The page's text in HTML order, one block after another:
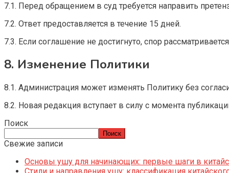
7.1. Перед обращением в суд требуется направить
7.2. Ответ предоставляется в течение 15 дней.
7.3. Если соглашение не достигнуто, спор
8. Изменение Политики
8.1. Администрация может изменять Политику без
8.2. Новая редакция вступает в силу с момента
Поиск
Поиск
Свежие записи
Основы ушу для начинающих: первые шаги в